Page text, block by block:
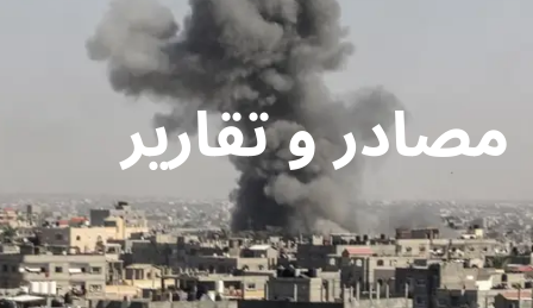
مصادر و تقارير